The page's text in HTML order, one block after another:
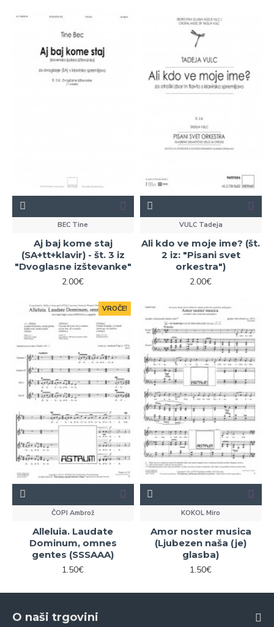
BEC Tine
Aj baj kome staj
(SA+tt+klavir) - št. 3 iz
"Dvoglasne izštevanke"
2.00€
VULC Tadeja
Ali kdo ve moje ime? (št.
2 iz: "Pisani svet
orkestra")
2.00€
VROČE!
ČOPI Ambrož
Alleluia. Laudate
Dominum, omnes
gentes (SSSAAA)
1.50€
KOKOL Miro
Amor noster musica
(Ljubezen naša (je)
glasba)
1.50€
O naši trgovini